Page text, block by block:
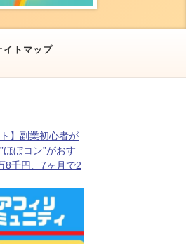
イトマップ
】副業初心者が
ぼコン”がおす
8千円、7ヶ月で2